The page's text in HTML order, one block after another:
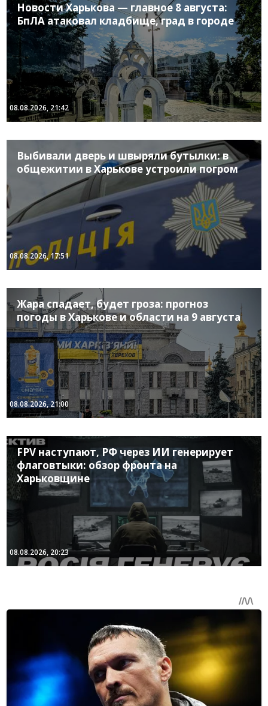
Новости Харькова — главное 8 августа:
БпЛА атаковал кладбище, град в городе
08.08.2026, 21:42
Выбивали дверь и швыряли бутылки: в
общежитии в Харькове устроили погром
08.08.2026, 17:51
Жара спадает, будет гроза: прогноз
погоды в Харькове и области на 9 августа
08.08.2026, 21:00
FPV наступают, РФ через ИИ генерирует
флаговтыки: обзор фронта на
Харьковщине
08.08.2026, 20:23